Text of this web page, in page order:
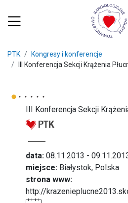
PTK
Kongresy i konferencje
III Konferencja Sekcji Krążenia
III Konferencja Sekcji
data: 08.11.2013 -
miejsce: Białystok, Polska
strona www:
http://